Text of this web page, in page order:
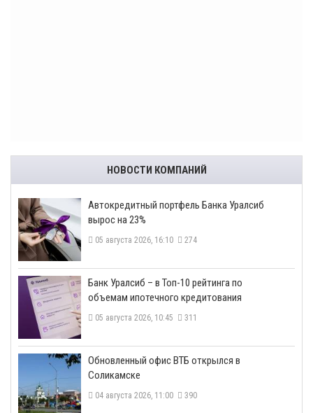
НОВОСТИ КОМПАНИЙ
​Автокредитный портфель Банка Уралсиб
вырос на 23%
05 августа 2026, 16:10 274
​Банк Уралсиб – в Топ-10 рейтинга по
объемам ипотечного кредитования
05 августа 2026, 10:45 311
​Обновленный офис ВТБ открылся в
Соликамске
04 августа 2026, 11:00 390